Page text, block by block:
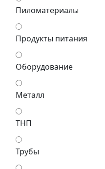
Пиломатериалы
Продукты питания
Оборудование
Металл
ТНП
Трубы